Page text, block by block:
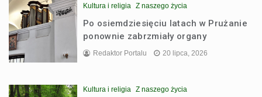
Kultura i religia Z naszego życia
Po osiemdziesięciu latach w Prużanie
ponownie zabrzmiały organy
Redaktor Portalu 20 lipca, 2026
Kultura i religia Z naszego życia